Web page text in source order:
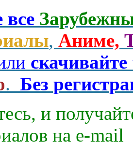
все
, Аниме,
скачивайте
. Без
и
на e-mаil